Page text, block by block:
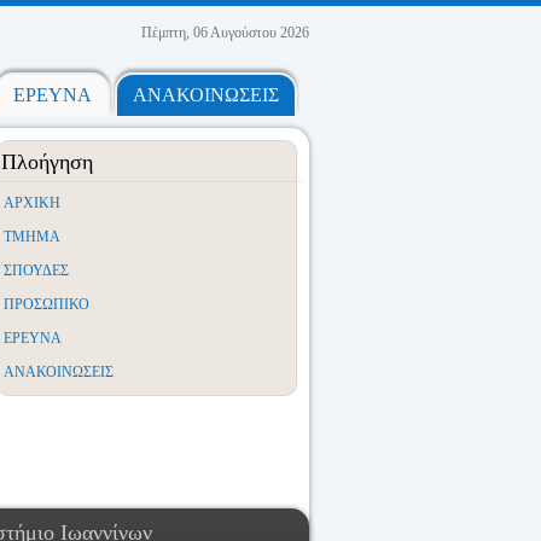
Πέμπτη, 06 Αυγούστου 2026
ΕΡΕΥΝΑ ΑΝΑΚΟΙΝΩΣΕΙΣ
Πλοήγηση
ΑΡΧΙΚΗ
ΤΜΗΜΑ
ΣΠΟΥΔΕΣ
ΠΡΟΣΩΠΙΚΟ
ΕΡΕΥΝΑ
ΑΝΑΚΟΙΝΩΣΕΙΣ
Ιωαννίνων